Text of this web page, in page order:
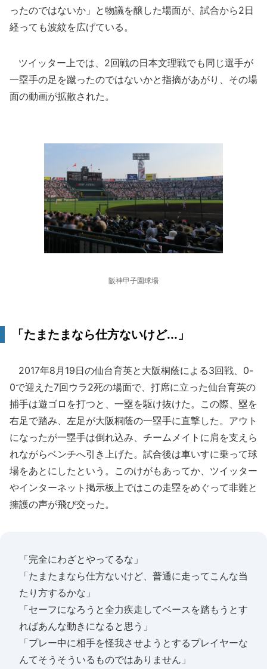
ったのではないか」と物議を醸した場面が、試合から2日
経っても波紋を広げている。
ツイッター上では、2回戦の日本文理戦でも同じ選手が
一塁手の足を蹴ったのではないかと指摘があがり、その場
面の動画が拡散された。
阪神甲子園球場
「たまたまなら仕方ないけど...」
2017年8月19日の仙台育英と大阪桐蔭による3回戦、0-
0で迎えた7回ウラ2死の場面で、打席に立った仙台育英の
捕手は遊ゴロを打つと、一塁を駆け抜けた。この際、塁を
右足で踏み、左足が大阪桐蔭の一塁手に直撃した。アウト
になったが一塁手は倒れ込み、チームメイトに肩を支えら
れながらベンチへ引き上げた。試合後は車いすに乗って球
場をあとにしたという。このけがもあってか、ツイッター
やインターネット掲示板上ではこの走塁をめぐって非難と
擁護の声が飛び交った。
「完全にわざとやってるな」
「たまたまなら仕方ないけど、普通に走ってこんな当
たり方するかな」
「セーフになろうと全力疾走してベースを踏もうとす
ればあんな動きになると思う」
「プレー中に相手を怪我させようとするプレイヤーな
んてそうそういるものではありません」